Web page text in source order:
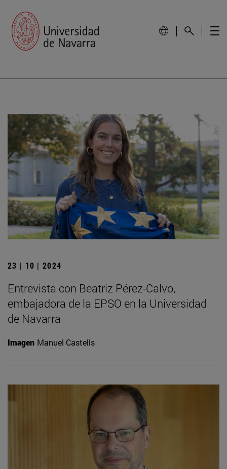
23 | 10 | 2024
Entrevista con Beatriz Pérez-Calvo,
embajadora de la EPSO en la Universidad
de Navarra
Imagen Manuel Castells